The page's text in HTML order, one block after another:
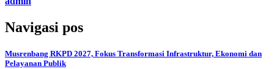
Navigasi pos
Musrenbang RKPD 2027, Fokus Transformasi Infrastruktur, Ekonomi dan
Pelayanan Publik